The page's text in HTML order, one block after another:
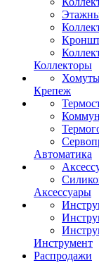
Коллекторы
Крепеж
Автоматика
Аксессуары
Инструмент
Распродажи